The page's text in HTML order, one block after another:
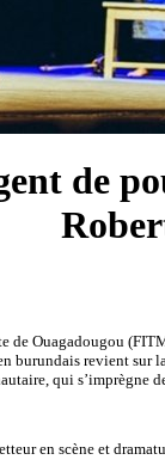
de
de Ouagadougou
burundais revient
qui
en scène et